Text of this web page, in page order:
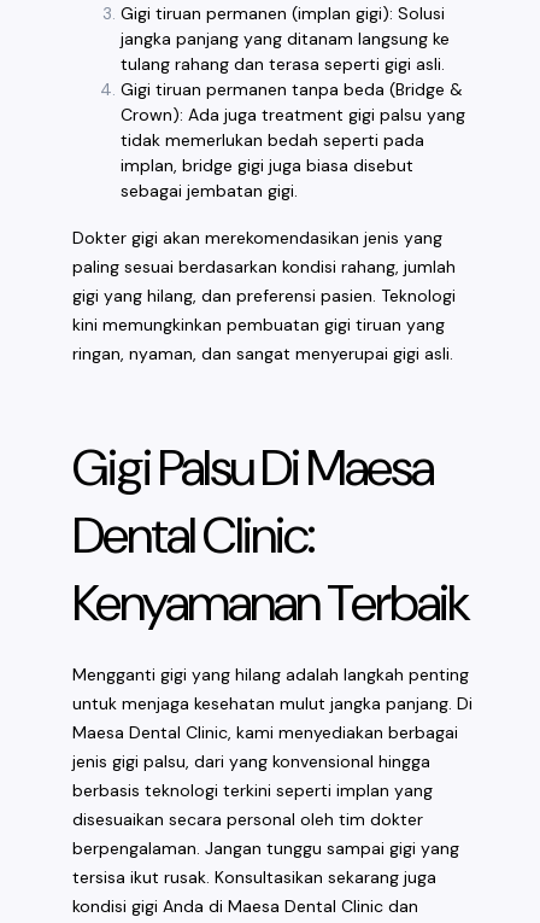
Gigi tiruan permanen (implan gigi): Solusi
jangka panjang yang ditanam langsung ke
tulang rahang dan terasa seperti gigi asli.
Gigi tiruan permanen tanpa beda (Bridge &
Crown): Ada juga treatment gigi palsu yang
tidak memerlukan bedah seperti pada
implan, bridge gigi juga biasa disebut
sebagai jembatan gigi.
Dokter gigi akan merekomendasikan jenis yang
paling sesuai berdasarkan kondisi rahang, jumlah
gigi yang hilang, dan preferensi pasien. Teknologi
kini memungkinkan pembuatan gigi tiruan yang
ringan, nyaman, dan sangat menyerupai gigi asli.
Gigi Palsu Di Maesa
Dental Clinic:
Kenyamanan Terbaik
Mengganti gigi yang hilang adalah langkah penting
untuk menjaga kesehatan mulut jangka panjang. Di
Maesa Dental Clinic, kami menyediakan berbagai
jenis gigi palsu, dari yang konvensional hingga
berbasis teknologi terkini seperti implan yang
disesuaikan secara personal oleh tim dokter
berpengalaman. Jangan tunggu sampai gigi yang
tersisa ikut rusak. Konsultasikan sekarang juga
kondisi gigi Anda di Maesa Dental Clinic dan